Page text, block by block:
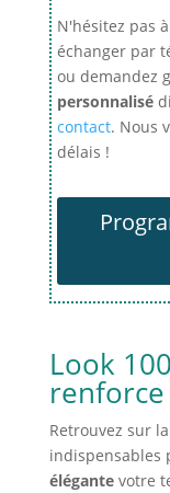
N'hésitez pas
échanger par
ou demandez
personnalisé
contact. Nous
délais !
Look
Retrouvez sur
indispensables
élégantevotre